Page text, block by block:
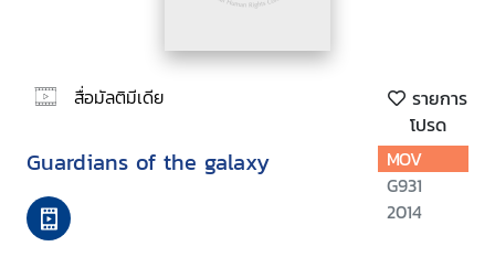
สื่อมัลติมีเดีย
รายการ
โปรด
Guardians of the galaxy
MOV
G931
2014